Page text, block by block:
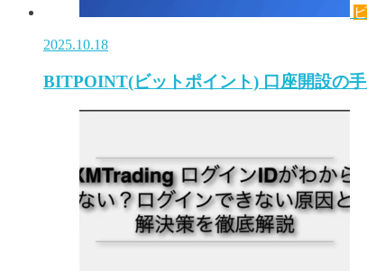
2025.10.18
BITPOINT(ビットポイント) 口座開設の